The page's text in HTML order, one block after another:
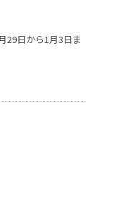
29日から1月3日ま